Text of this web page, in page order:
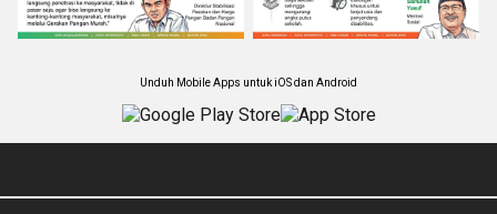
Unduh Mobile Apps untuk iOS dan Android